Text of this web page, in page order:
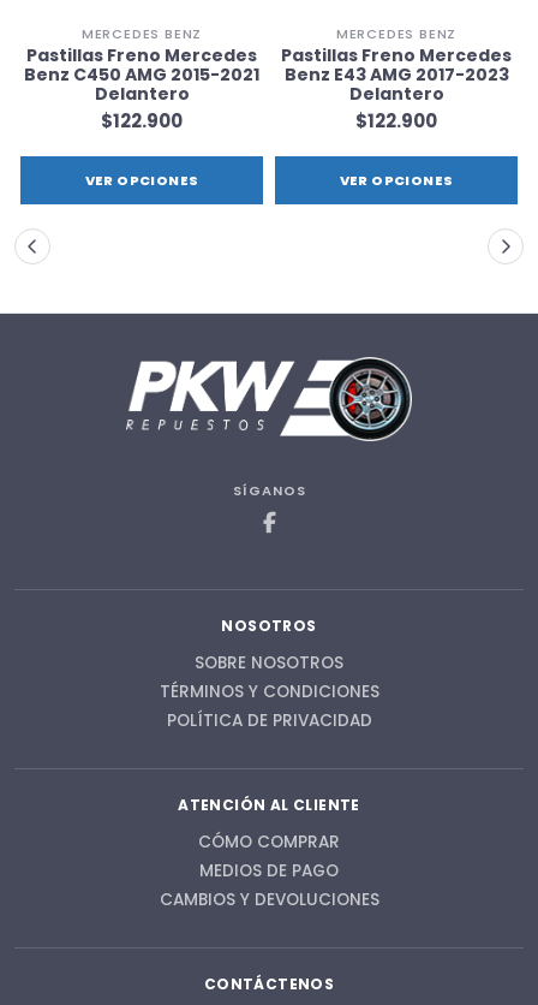
MERCEDES BENZ
Pastillas Freno Mercedes
Benz C450 AMG 2015-2021
Delantero
$122.900
VER OPCIONES
MERCEDES BENZ
Pastillas Freno Mercedes
Benz E43 AMG 2017-2023
Delantero
$122.900
VER OPCIONES
SÍGANOS
NOSOTROS
SOBRE NOSOTROS
TÉRMINOS Y CONDICIONES
POLÍTICA DE PRIVACIDAD
ATENCIÓN AL CLIENTE
CÓMO COMPRAR
MEDIOS DE PAGO
CAMBIOS Y DEVOLUCIONES
CONTÁCTENOS